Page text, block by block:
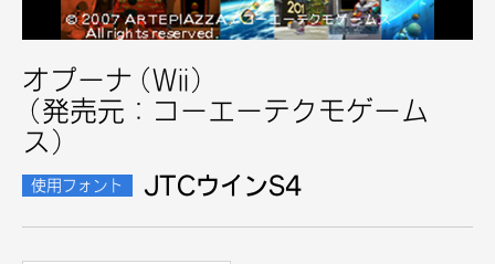
オプーナ(Wii)
(発売元：コーエーテクモゲーム
ス)
使用フォント JTCウインS4